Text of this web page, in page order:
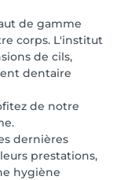
de gamme
corps. L'institut
de cils,
dentaire
de notre
dernières
prestations,
hygiène